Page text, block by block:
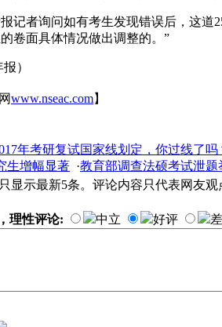
者询问如有考生发现错误后，这道25
卷面具体情况做出调整的。”
）
www.nseac.com】
年考研复试国家线划定，你过线了吗
生增幅显著 ·教育部调查法硕考试泄题
显示最新5条。评论内容只代表网友
理性评论: 中立 好评